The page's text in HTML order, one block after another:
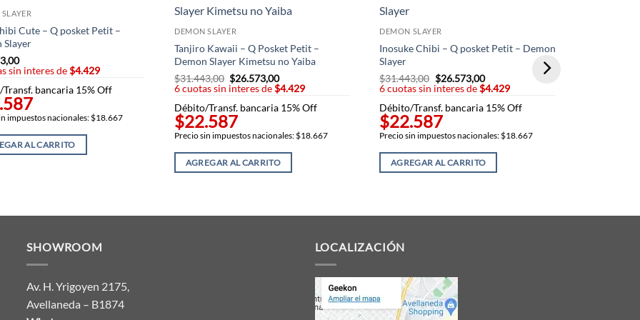
Cute – Q posket Petit –
Slayer
sin interes de$4.429
bancaria 15% Off
impuestos nacionales: $18.667
AL CARRITO
DEMON SLAYER
Tanjiro Kawaii – Q Posket Petit –
Demon Slayer Kimetsu no Yaiba
$31.443,00 El
precio
era:
$31.443,00.
$26.573,00El
precio
es:
6 cuotas sin interes de$4.429
Débito/Transf. bancaria 15% Off
$22.587
Precio sin impuestos nacionales: $18.667
AGREGAR AL CARRITO
DEMON SLAYER
Inosuke Chibi – Q posket Petit – Demon
Slayer
$31.443,00 El
precio
era:
$31.443,00.
$26.573,00El
precio
es:
6 cuotas sin interes de$4.429
Débito/Transf. bancaria 15% Off
$22.587
Precio sin impuestos nacionales: $18.667
AGREGAR AL CARRITO
SHOWROOM
Av. H. Yrigoyen 2175,
Avellaneda – B1874
LOCALIZACIÓN